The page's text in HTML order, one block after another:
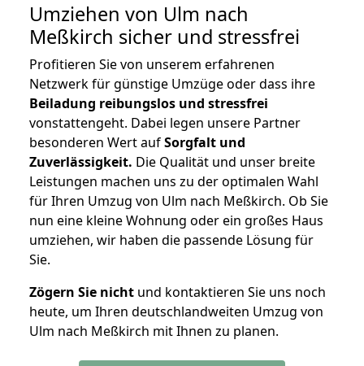
Umziehen von Ulm nach
Meßkirch sicher und stressfrei
Profitieren Sie von unserem erfahrenen
Netzwerk für günstige Umzüge oder dass ihre
Beiladung reibungslos und stressfrei
vonstattengeht. Dabei legen unsere Partner
besonderen Wert aufSorgfalt und
Zuverlässigkeit. Die Qualität und unser breite
Leistungen machen uns zu der optimalen Wahl
für Ihren Umzug von Ulm nach Meßkirch. Ob Sie
nun eine kleine Wohnung oder ein großes Haus
umziehen, wir haben die passende Lösung für
Sie.
Zögern Sie nicht und kontaktieren Sie uns noch
heute, um Ihren deutschlandweiten Umzug von
Ulm nach Meßkirch mit Ihnen zu planen.